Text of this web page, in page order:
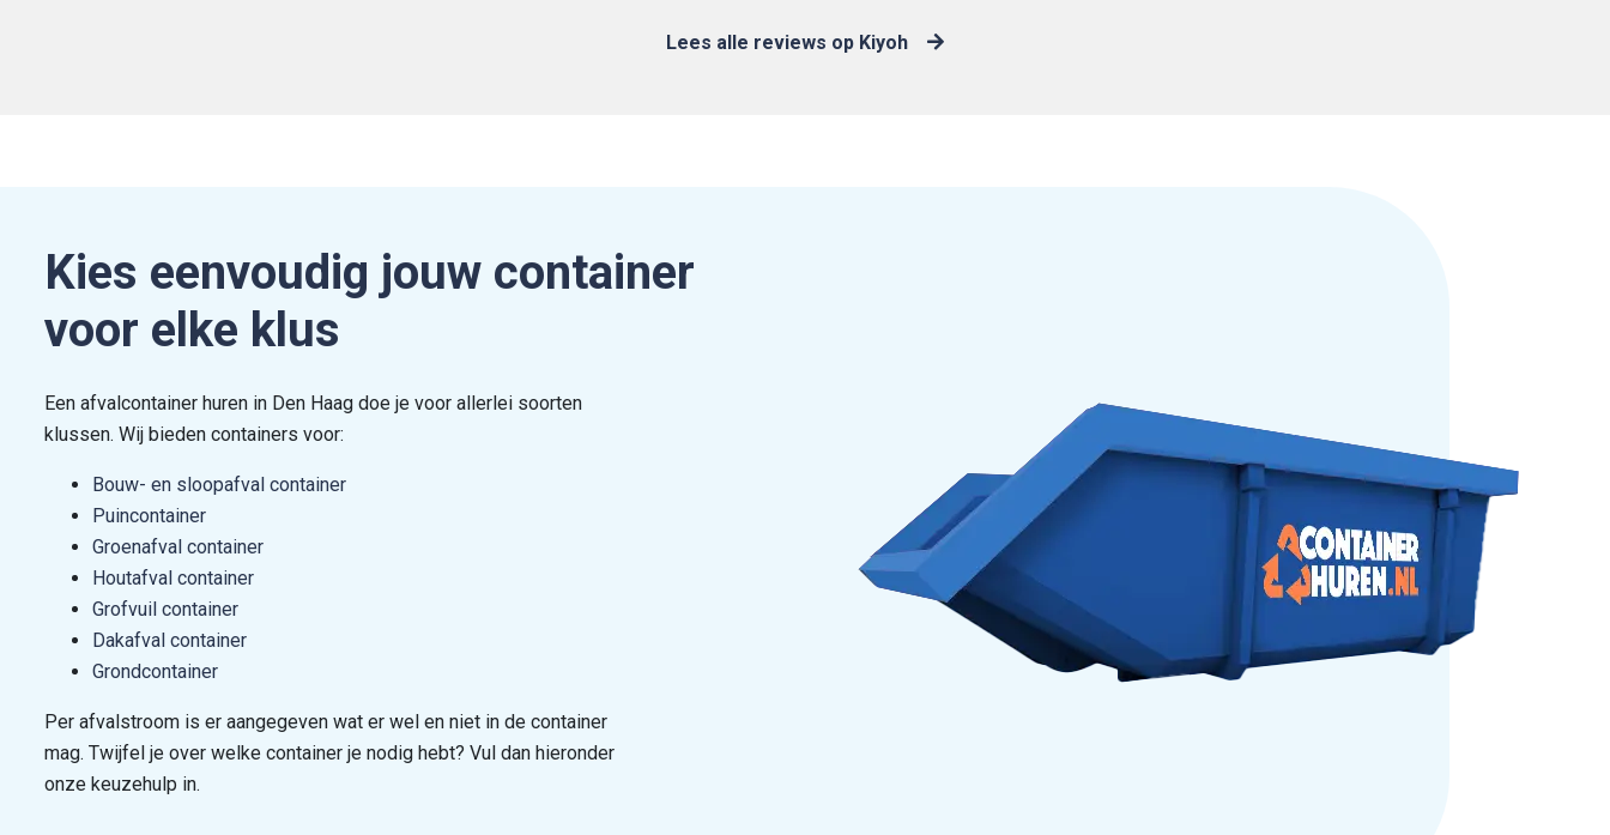
Lees alle reviews op Kiyoh
Kies eenvoudig jouw container
voor elke klus
Een afvalcontainer huren in Den Haag doe je voor allerlei soorten
klussen. Wij bieden containers voor:
Bouw- en sloopafval container
Puincontainer
Groenafval container
Houtafval container
Grofvuil container
Dakafval container
Grondcontainer
Per afvalstroom is er aangegeven wat er wel en niet in de container
mag. Twijfel je over welke container je nodig hebt? Vul dan hieronder
onze keuzehulp in.